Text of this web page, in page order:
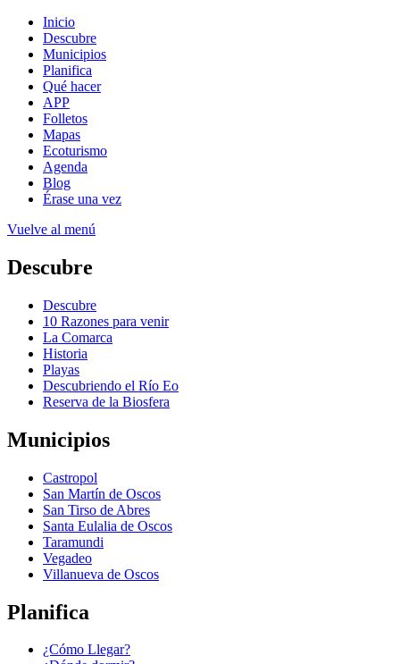
Inicio
Descubre
Municipios
Planifica
Qué hacer
APP
Folletos
Mapas
Ecoturismo
Agenda
Blog
Érase una vez
Vuelve al menú
Descubre
Descubre
10 Razones para venir
La Comarca
Historia
Playas
Descubriendo el Río Eo
Reserva de la Biosfera
Municipios
Castropol
San Martín de Oscos
San Tirso de Abres
Santa Eulalia de Oscos
Taramundi
Vegadeo
Villanueva de Oscos
Planifica
¿Cómo Llegar?